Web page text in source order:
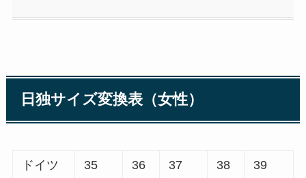
日独サイズ変換表（女性）
ドイツ 35 36 37 38 39